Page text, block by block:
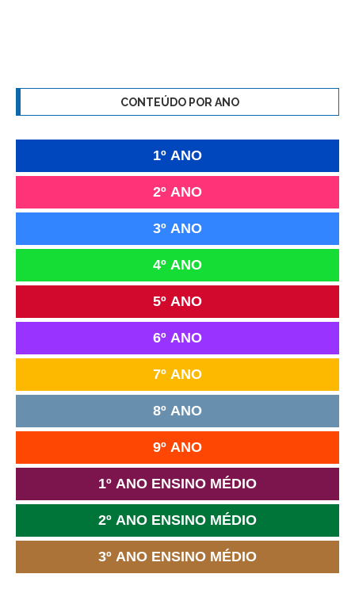
CONTEÚDO POR ANO
1º ANO
2º ANO
3º ANO
4º ANO
5º ANO
6º ANO
7º ANO
8º ANO
9º ANO
1º ANO ENSINO MÉDIO
2º ANO ENSINO MÉDIO
3º ANO ENSINO MÉDIO